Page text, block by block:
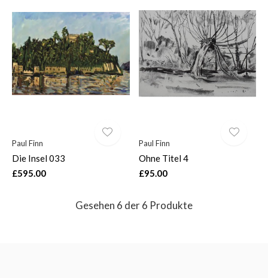
Paul Finn
Die Insel 033
£595.00
Paul Finn
Ohne Titel 4
£95.00
Gesehen 6 der 6 Produkte